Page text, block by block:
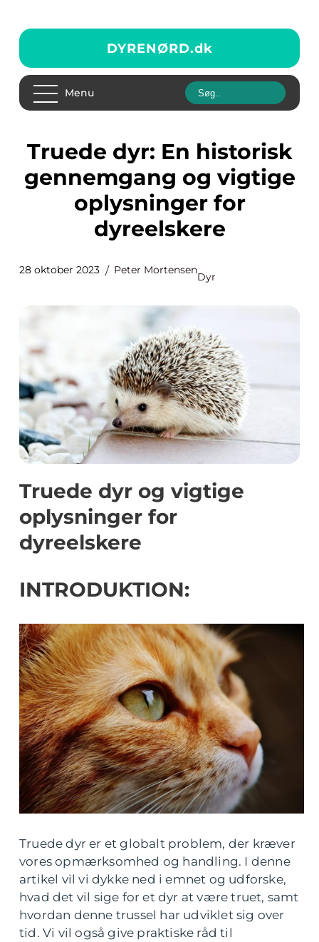
DYRENØRD.dk
Menu
Truede dyr: En historisk
gennemgang og vigtige
oplysninger for
dyreelskere
28 oktober 2023 Peter Mortensen
Dyr
Truede dyr og vigtige
oplysninger for
dyreelskere
INTRODUKTION:
Truede dyr er et globalt problem, der kræver
vores opmærksomhed og handling. I denne
artikel vil vi dykke ned i emnet og udforske,
hvad det vil sige for et dyr at være truet, samt
hvordan denne trussel har udviklet sig over
tid. Vi vil også give praktiske råd til